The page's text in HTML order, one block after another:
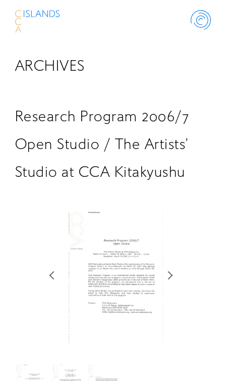
ABOUT
LIBRARY
コンサート
出演者
スカラシップ受賞者
ARCHIVES
Research Program 2006/7
Open Studio / The Artists’
Studio at CCA Kitakyushu